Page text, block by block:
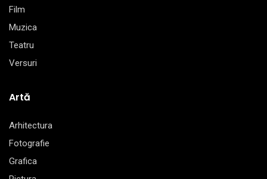
Film
Muzica
Teatru
Versuri
Artă
Arhitectura
Fotografie
Grafica